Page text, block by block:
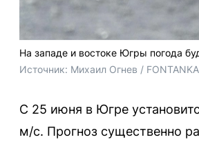
На западе и востоке Югры погода
Источник: Михаил Огнев /
С 25 июня в Югре
м/с. Прогноз существенно